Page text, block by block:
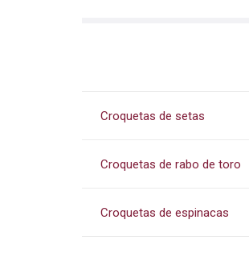
Croquetas de setas
Croquetas de rabo de toro
Croquetas de espinacas